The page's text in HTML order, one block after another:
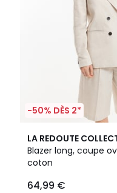
-50% DÈS 2*
LA REDOUTE
Blazer long, coupe
coton
64,99 €
5
/
5
2
Couleurs